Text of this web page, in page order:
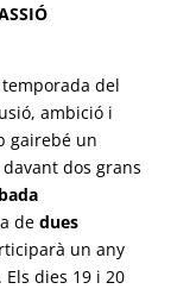
temporada del
ambició i
gairebé un
dos grans
dedues
un any
. Els dies 19 i 20